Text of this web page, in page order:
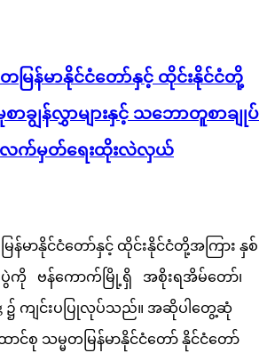
မြန်မာနိုင်ငံတော်နှင့် ထိုင်းနိုင်ငံတို့
ာချွန်လွှာများနှင့် သဘောတူစာချုပ်
န်လက်မှတ်ရေးထိုးလဲလှယ်
ြန်မာနိုင်ငံတော်နှင့် ထိုင်းနိုင်ငံတို့အကြား နှစ်
ပွဲကို ဗန်ကောက်မြို့ရှိ အစိုးရအိမ်တော်၊
၌ ကျင်းပပြုလုပ်သည်။ အဆိုပါတွေ့ဆုံ
င်စု သမ္မတမြန်မာနိုင်ငံတော် နိုင်ငံတော်